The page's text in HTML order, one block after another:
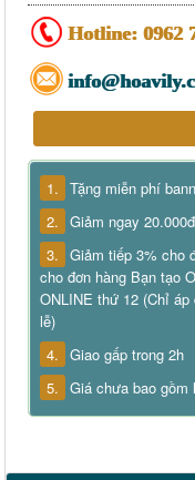
Hotline: 0962
1. Tặng miễn phí
2. Giảm ngay
3. Giảm tiếp 3% cho
cho đơn hàng Bạn tạo
ONLINE thứ 12 (Chỉ
lễ)
4. Giao gấp trong 2h
5. Giá chưa bao gồm